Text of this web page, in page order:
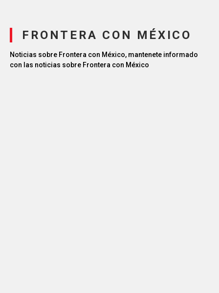
FRONTERA CON MÉXICO
Noticias sobre Frontera con México, mantenete informado
con las noticias sobre Frontera con México